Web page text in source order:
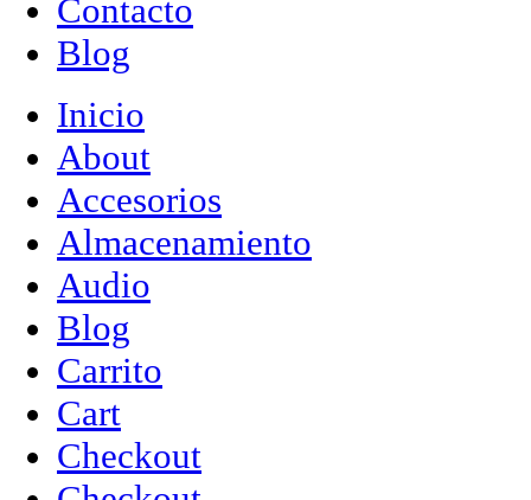
Contacto
Blog
Inicio
About
Accesorios
Almacenamiento
Audio
Blog
Carrito
Cart
Checkout